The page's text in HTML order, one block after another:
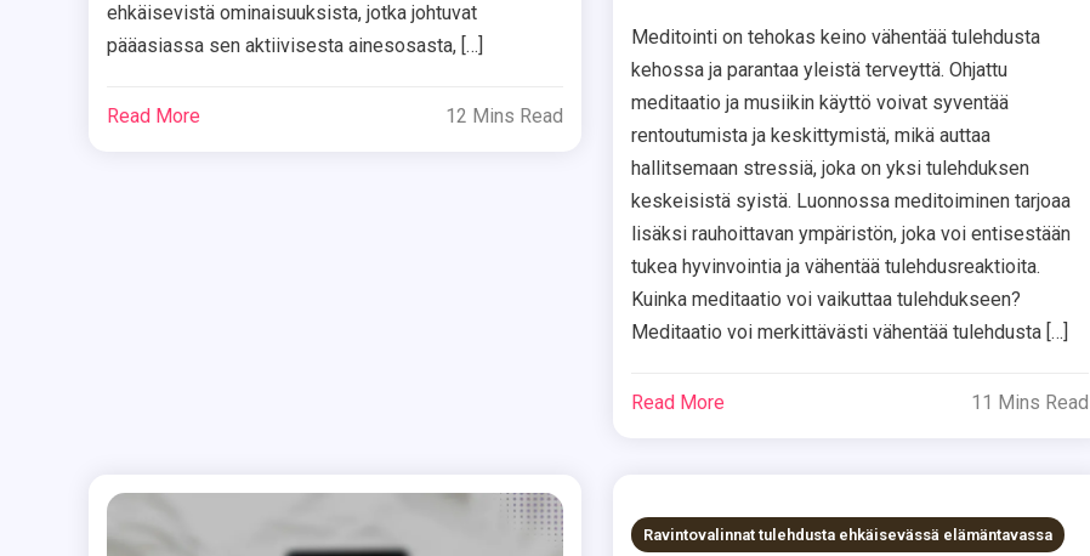
ehkäisevistä ominaisuuksista, jotka johtuvat
pääasiassa sen aktiivisesta ainesosasta, […]
Read More 12 Mins Read
Meditointi on tehokas keino vähentää tulehdusta
kehossa ja parantaa yleistä terveyttä. Ohjattu
meditaatio ja musiikin käyttö voivat syventää
rentoutumista ja keskittymistä, mikä auttaa
hallitsemaan stressiä, joka on yksi tulehduksen
keskeisistä syistä. Luonnossa meditoiminen tarjoaa
lisäksi rauhoittavan ympäristön, joka voi entisestään
tukea hyvinvointia ja vähentää tulehdusreaktioita.
Kuinka meditaatio voi vaikuttaa tulehdukseen?
Meditaatio voi merkittävästi vähentää tulehdusta […]
Read More 11 Mins Read
Ravintovalinnat tulehdusta ehkäisevässä elämäntavassa